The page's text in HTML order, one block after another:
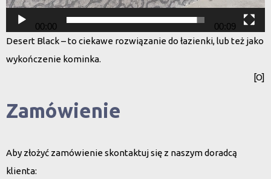
00:00
00:09
Desert Black – to ciekawe rozwiązanie do łazienki, lub też jako
wykończenie kominka.
[O]
Zamówienie
Aby złożyć zamówienie skontaktuj się z naszym doradcą
klienta: